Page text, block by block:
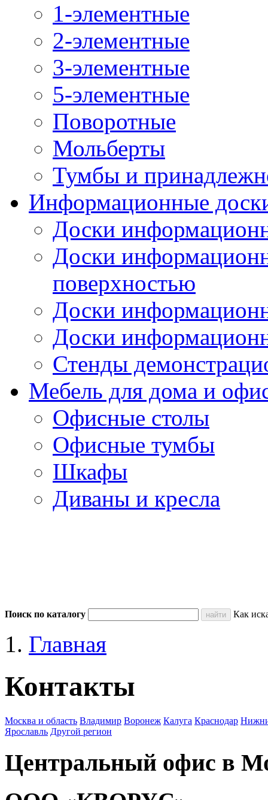
1-элементные
2-элементные
3-элементные
5-элементные
Поворотные
Мольберты
Тумбы и
Информационные
Доски
Доски
поверхностью
Доски
Доски
Стенды
Мебель для дома и
Офисные столы
Офисные тумбы
Шкафы
Диваны и кресла
Поиск по каталогу Как
Главная
Контакты
Москва и область Владимир Воронеж Калуга Краснодар
Ярославль Другой регион
Центральный офис в